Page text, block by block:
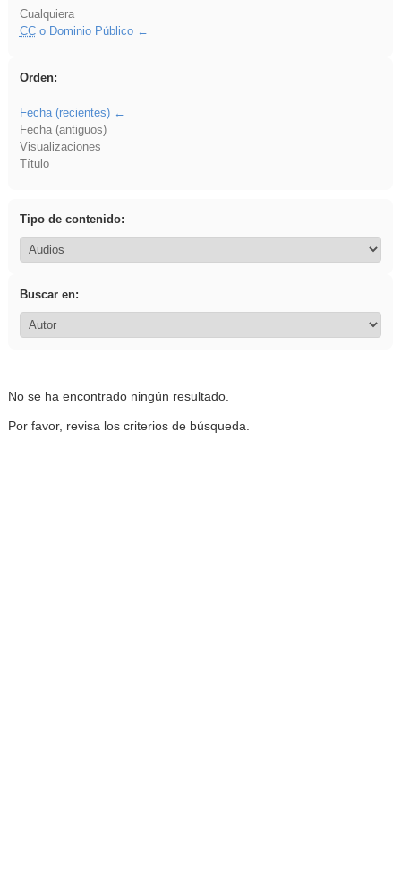
Cualquiera
CCo Dominio Público
Orden:
Fecha (recientes)
Fecha (antiguos)
Visualizaciones
Título
Tipo de contenido:
Buscar en:
No se ha encontrado ningún resultado.
Por favor, revisa los criterios de búsqueda.